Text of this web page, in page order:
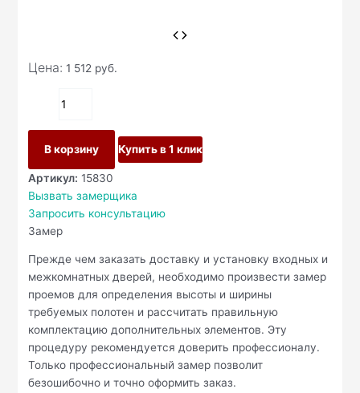
Цена: 1 512 руб.
В корзину Купить в 1 клик
Артикул: 15830
Вызвать замерщика
Запросить консультацию
Замер
Прежде чем заказать доставку и установку входных и
межкомнатных дверей, необходимо произвести замер
проемов для определения высоты и ширины
требуемых полотен и рассчитать правильную
комплектацию дополнительных элементов. Эту
процедуру рекомендуется доверить профессионалу.
Только профессиональный замер позволит
безошибочно и точно оформить заказ.